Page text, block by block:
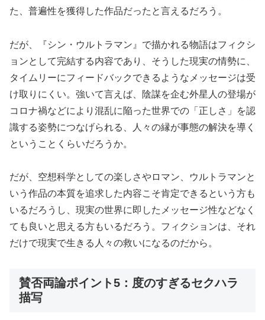
た、普遍性を獲得した作品だったと言えるだろう。
だが、『シン・ウルトラマン』で描かれる物語はフィクシ
ョンとして完結する内容であり、そうした現実の情勢に、
タイムリーにフィードバックできるようなメッセージは受
け取りにくい。強いて言えば、陰謀を企む外星人の登場が
コロナ禍などにより混乱に陥った世界での「正しさ」を認
識する姿勢につなげられる、人々の縁が事態の解決を導く
ということくらいだろうか。
だが、空想科学としての楽しさやロマン、ウルトラマンと
いう作品の本質を追求した内容こそ肯定できるという方も
いるだろうし、現実の世界に即したメッセージ性などなく
ても良いと思える方もいるだろう。フィクションは、それ
だけで現実で生きる人々の救いになるのだから。
賛否両論ポイント5：度のすぎるセクハラ
描写